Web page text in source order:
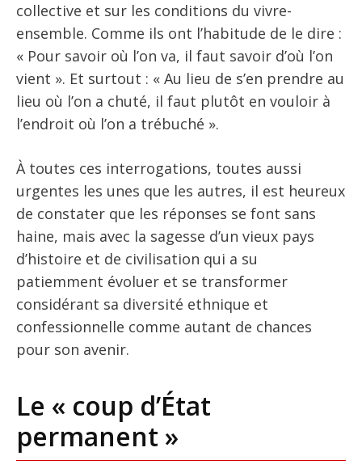
collective et sur les conditions du vivre-
ensemble. Comme ils ont l’habitude de le dire :
« Pour savoir où l’on va, il faut savoir d’où l’on
vient ». Et surtout : « Au lieu de s’en prendre au
lieu où l’on a chuté, il faut plutôt en vouloir à
l’endroit où l’on a trébuché ».
À toutes ces interrogations, toutes aussi
urgentes les unes que les autres, il est heureux
de constater que les réponses se font sans
haine, mais avec la sagesse d’un vieux pays
d’histoire et de civilisation qui a su
patiemment évoluer et se transformer
considérant sa diversité ethnique et
confessionnelle comme autant de chances
pour son avenir.
Le « coup d’État
permanent »